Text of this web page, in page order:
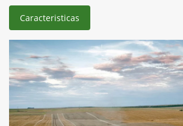
Caracteristicas